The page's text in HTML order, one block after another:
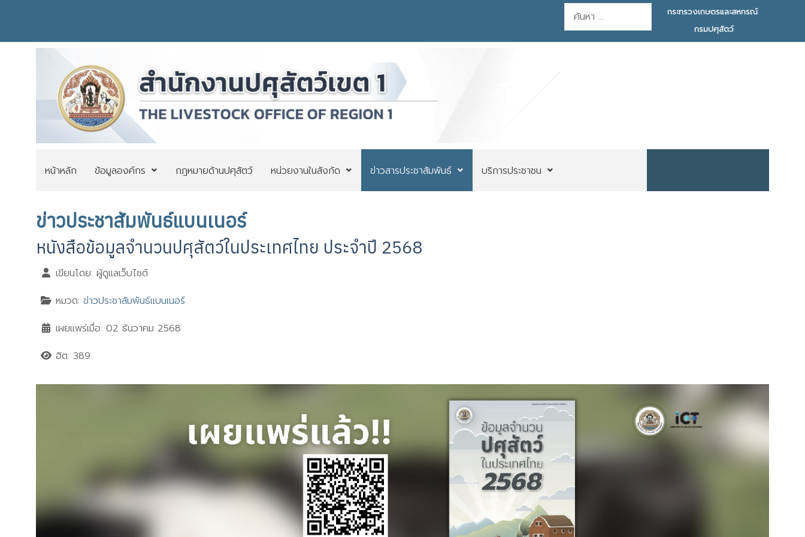
การค้นหา
กระทรวงเกษตรและสหกรณ์
กรมปศุสัตว์
หน้าหลัก ข้อมูลองค์กร กฎหมายด้านปศุสัตว์ หน่วยงานในสังกัด ข่าวสารประชาสัมพันธ์ บริการประชาชน
ข่าวประชาสัมพันธ์แบนเนอร์
หนังสือข้อมูลจำนวนปศุสัตว์ในประเทศไทย ประจำปี 2568
เขียนโดย:ผู้ดูแลเว็บไซต์
หมวด:ข่าวประชาสัมพันธ์แบนเนอร์
เผยแพร่เมื่อ: 02 ธันวาคม 2568
ฮิต: 389